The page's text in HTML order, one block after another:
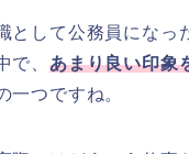
として公務員になっ
で、 あまり良い印象
一つですね。